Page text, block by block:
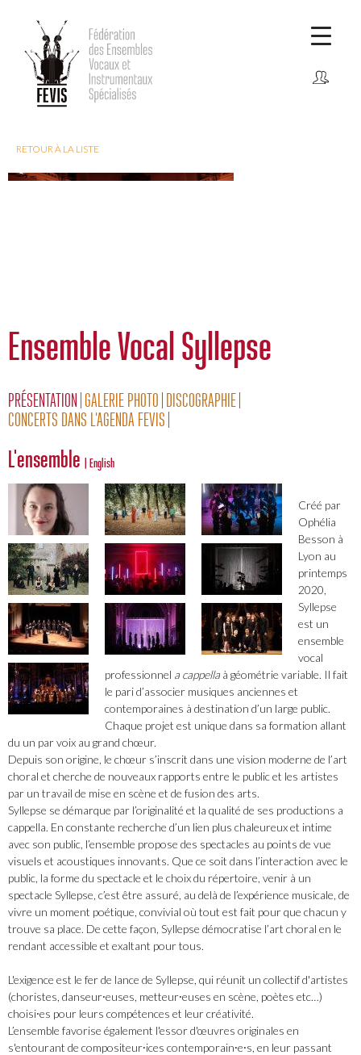
RETOUR À LA LISTE
Ensemble Vocal Syllepse
PRÉSENTATION GALERIE PHOTO DISCOGRAPHIE
CONCERTS DANS L'AGENDA FEVIS
L'ensemble | English
Créé par
Ophélia
Besson à
Lyon au
printemps
2020,
Syllepse
est un
ensemble
vocal
professionnel a cappella à géométrie variable. Il fait
le pari d’associer musiques anciennes et
contemporaines à destination d’un large public.
Chaque projet est unique dans sa formation allant
du un par voix au grand chœur.
Depuis son origine, le chœur s’inscrit dans une vision moderne de l’art
choral et cherche de nouveaux rapports entre le public et les artistes
par un travail de mise en scène et de fusion des arts.
Syllepse se démarque par l’originalité et la qualité de ses productions a
cappella. En constante recherche d’un lien plus chaleureux et intime
avec son public, l’ensemble propose des spectacles au points de vue
visuels et acoustiques innovants. Que ce soit dans l’interaction avec le
public, la forme du spectacle et le choix du répertoire, venir à un
spectacle Syllepse, c’est être assuré, au delà de l’expérience musicale, de
vivre un moment poétique, convivial où tout est fait pour que chacun y
trouve sa place. De cette façon, Syllepse démocratise l’art choral en le
rendant accessible et exaltant pour tous.
L'exigence est le fer de lance de Syllepse, qui réunit un collectif d'artistes
(choristes, danseur⸱euses, metteur⸱euses en scène, poètes etc…)
choisi⸱es pour leurs compétences et leur créativité.
L’ensemble favorise également l'essor d'œuvres originales en
s'entourant de compositeur⸱ices contemporain⸱e⸱s, en leur passant